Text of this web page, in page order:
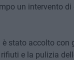
un intervento
stato accolto con
e la pulizia